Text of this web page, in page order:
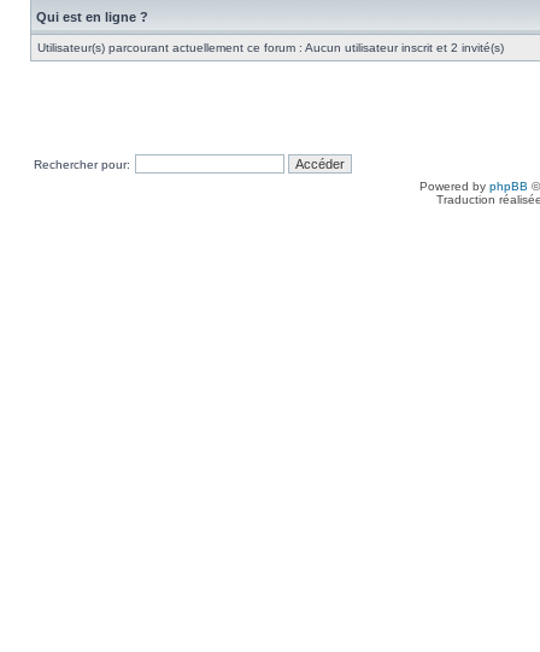
Qui est en ligne ?
Utilisateur(s) parcourant actuellement ce forum : Aucun utilisateur inscrit et 2 invité(s)
Rechercher pour:
Powered by phpBB
Traduction